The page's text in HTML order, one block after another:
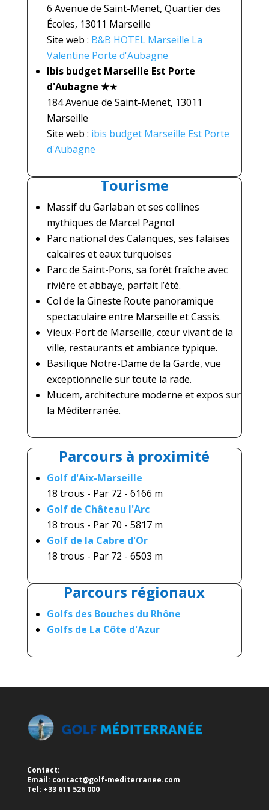
6 Avenue de Saint-Menet, Quartier des
Écoles, 13011 Marseille
Site web : B&B HOTEL Marseille La
Valentine Porte d'Aubagne
Ibis budget Marseille Est Porte
d'Aubagne ★★
184 Avenue de Saint-Menet, 13011
Marseille
Site web : ibis budget Marseille Est Porte
d'Aubagne
Tourisme
Massif du Garlaban et ses collines
mythiques de Marcel Pagnol
Parc national des Calanques, ses falaises
calcaires et eaux turquoises
Parc de Saint-Pons, sa forêt fraîche avec
rivière et abbaye, parfait l’été.
Col de la Gineste Route panoramique
spectaculaire entre Marseille et Cassis.
Vieux-Port de Marseille, cœur vivant de la
ville, restaurants et ambiance typique.
Basilique Notre-Dame de la Garde, vue
exceptionnelle sur toute la rade.
Mucem, architecture moderne et expos sur
la Méditerranée.
Parcours à proximité
Golf d'Aix-Marseille
18 trous - Par 72 - 6166 m
Golf de Château l'Arc
18 trous - Par 70 - 5817 m
Golf de la Cabre d'Or
18 trous - Par 72 - 6503 m
Parcours régionaux
Golfs des Bouches du Rhône
Golfs de La Côte d'Azur
Contact:
Email: contact@golf-mediterranee.com
Tel: +33 611 526 000